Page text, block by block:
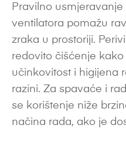
Pravilno
ventilatora pomažu
zraka u prostoriji.
redovito čišćenje
učinkovitost i higijena
razini. Za spavaće i
se korištenje niže
načina rada, ako je